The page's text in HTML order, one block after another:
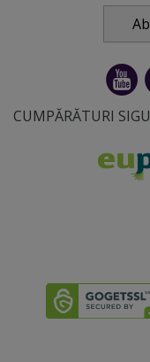
CUMPĂRĂTURI